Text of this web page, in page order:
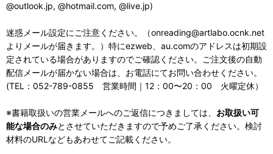
@outlook.jp, @hotmail.com, @live.jp)
迷惑メール設定にご注意ください。（onreading@artlabo.ocnk.net
よりメールが届きます。）特にezweb、au.comのアドレスは初期設
定されている場合がありますのでご確認ください。ご注文後の自動
配信メールが届かない場合は、お電話にてお問い合わせください。
(TEL：052-789-0855 営業時間｜12：00〜20：00 火曜定休）
※書籍取扱いの営業メールへのご返信につきましては、 お取扱い可
能な場合のみとさせていただきますので予めご了承ください。検討
材料のURLなどもあわせてご記載ください。